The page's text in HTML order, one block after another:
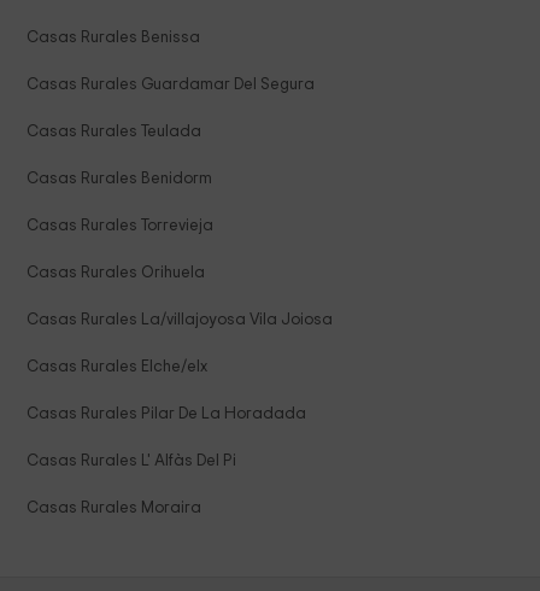
Casas Rurales Benissa
Casas Rurales Guardamar Del Segura
Casas Rurales Teulada
Casas Rurales Benidorm
Casas Rurales Torrevieja
Casas Rurales Orihuela
Casas Rurales La/villajoyosa Vila Joiosa
Casas Rurales Elche/elx
Casas Rurales Pilar De La Horadada
Casas Rurales L' Alfàs Del Pi
Casas Rurales Moraira